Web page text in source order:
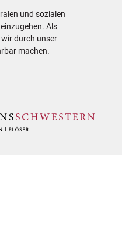
und sozialen
Als
durch unser
machen.